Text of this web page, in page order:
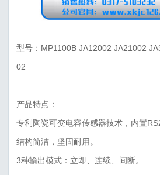
型号：MP1100B JA12002 JA21002
02
产品特点：
专利陶瓷可变电容传感器技术，内置
结构简洁，坚固耐用。
3种输出模式：立即、连续、间断。